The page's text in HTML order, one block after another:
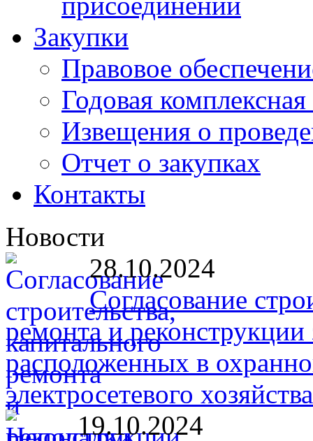
Закупки
Правовое
Годовая
Извещения о
Отчет о закупках
Контакты
Новости
28.10.2024
Согласование
ремонта и
расположенных в
электросетевого
19.10.2024